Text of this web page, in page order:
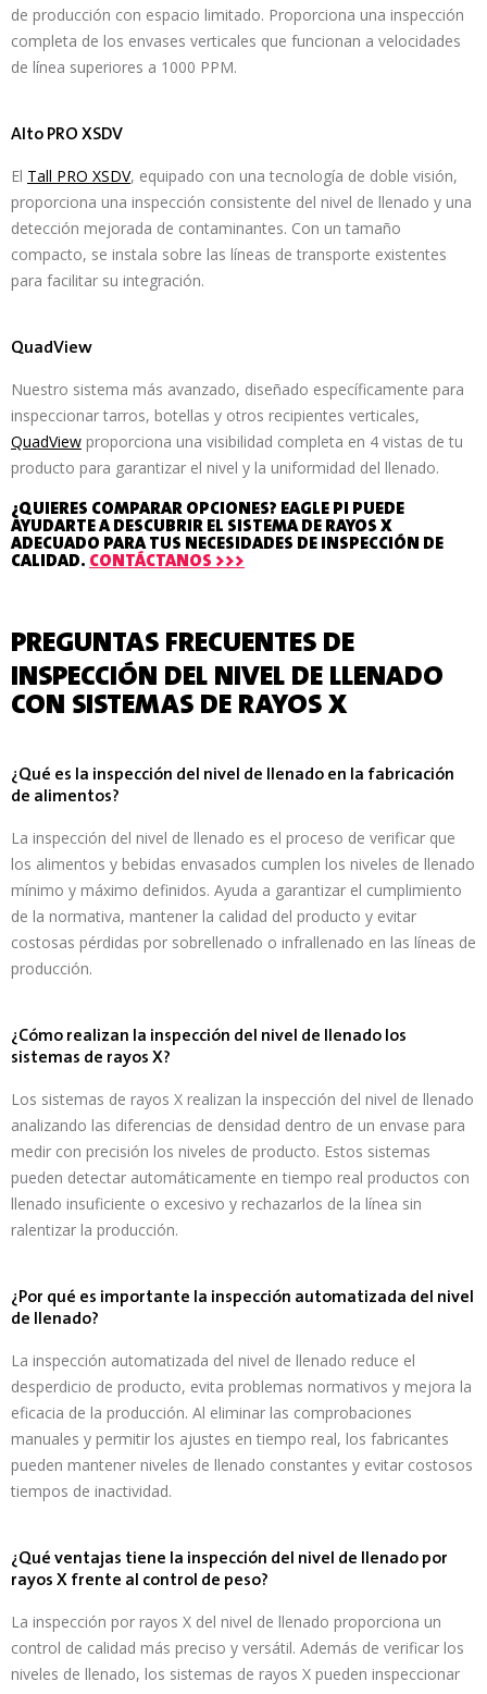
de producción con espacio limitado. Proporciona una inspección
completa de los envases verticales que funcionan a velocidades
de línea superiores a 1000 PPM.
Alto PRO XSDV
El Tall PRO XSDV, equipado con una tecnología de doble visión,
proporciona una inspección consistente del nivel de llenado y una
detección mejorada de contaminantes. Con un tamaño
compacto, se instala sobre las líneas de transporte existentes
para facilitar su integración.
QuadView
Nuestro sistema más avanzado, diseñado específicamente para
inspeccionar tarros, botellas y otros recipientes verticales,
QuadView proporciona una visibilidad completa en 4 vistas de tu
producto para garantizar el nivel y la uniformidad del llenado.
¿QUIERES COMPARAR OPCIONES? EAGLE PI PUEDE
AYUDARTE A DESCUBRIR EL SISTEMA DE RAYOS X
ADECUADO PARA TUS NECESIDADES DE INSPECCIÓN DE
CALIDAD. CONTÁCTANOS >>>
PREGUNTAS FRECUENTES DE
INSPECCIÓN DEL NIVEL DE LLENADO
CON SISTEMAS DE RAYOS X
¿Qué es la inspección del nivel de llenado en la fabricación
de alimentos?
La inspección del nivel de llenado es el proceso de verificar que
los alimentos y bebidas envasados cumplen los niveles de llenado
mínimo y máximo definidos. Ayuda a garantizar el cumplimiento
de la normativa, mantener la calidad del producto y evitar
costosas pérdidas por sobrellenado o infrallenado en las líneas de
producción.
¿Cómo realizan la inspección del nivel de llenado los
sistemas de rayos X?
Los sistemas de rayos X realizan la inspección del nivel de llenado
analizando las diferencias de densidad dentro de un envase para
medir con precisión los niveles de producto. Estos sistemas
pueden detectar automáticamente en tiempo real productos con
llenado insuficiente o excesivo y rechazarlos de la línea sin
ralentizar la producción.
¿Por qué es importante la inspección automatizada del nivel
de llenado?
La inspección automatizada del nivel de llenado reduce el
desperdicio de producto, evita problemas normativos y mejora la
eficacia de la producción. Al eliminar las comprobaciones
manuales y permitir los ajustes en tiempo real, los fabricantes
pueden mantener niveles de llenado constantes y evitar costosos
tiempos de inactividad.
¿Qué ventajas tiene la inspección del nivel de llenado por
rayos X frente al control de peso?
La inspección por rayos X del nivel de llenado proporciona un
control de calidad más preciso y versátil. Además de verificar los
niveles de llenado, los sistemas de rayos X pueden inspeccionar